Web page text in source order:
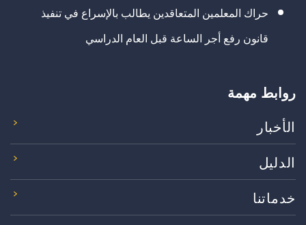
حراك المعلمين المتعاقدين يطالب بالإسراع في تنفيذ
قانون رفع أجر الساعة قبل العام الدراسي
روابط مهمة
الأخبار
الدليل
خدماتنا